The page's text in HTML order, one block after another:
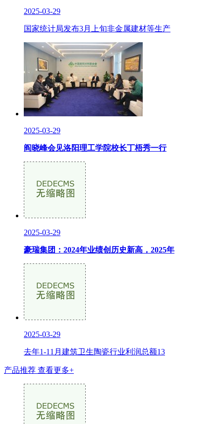
2025-03-29
国家统计局发布3月上旬非金属建材等生产
2025-03-29
阎晓峰会见洛阳理工学院校长丁梧秀一行
2025-03-29
豪瑞集团：2024年业绩创历史新高，2025年
2025-03-29
去年1-11月建筑卫生陶瓷行业利润总额13
产品推荐 查看更多+